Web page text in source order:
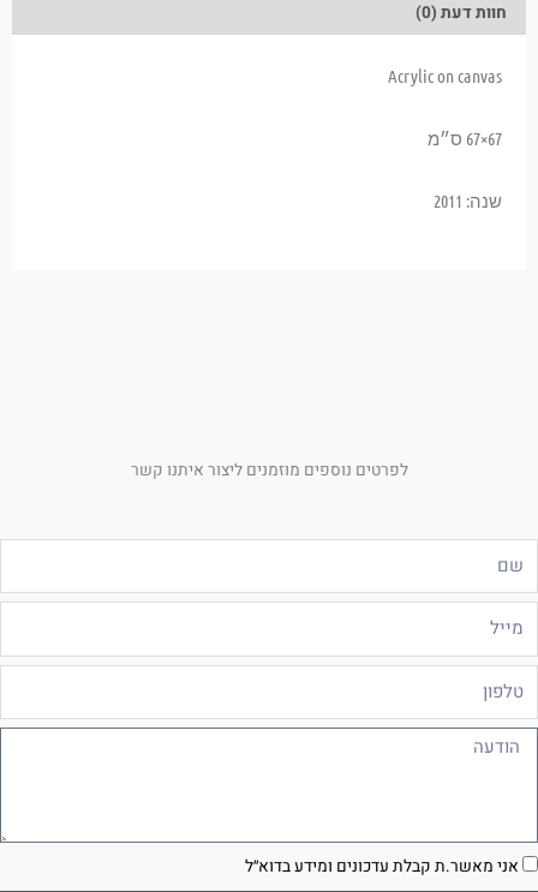
חוות דעת (0)
Acrylic on canvas
67×67 ס״מ
שנה: 2011
לפרטים נוספים מוזמנים ליצור איתנו קשר
אני מאשר.ת קבלת עדכונים ומידע בדוא״ל